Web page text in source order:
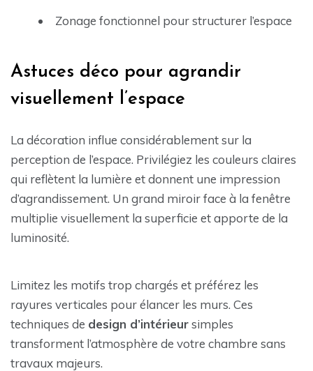
Zonage fonctionnel pour structurer l’espace
Astuces déco pour agrandir
visuellement l’espace
La décoration influe considérablement sur la
perception de l’espace. Privilégiez les couleurs claires
qui reflètent la lumière et donnent une impression
d’agrandissement. Un grand miroir face à la fenêtre
multiplie visuellement la superficie et apporte de la
luminosité.
Limitez les motifs trop chargés et préférez les
rayures verticales pour élancer les murs. Ces
techniques de design d’intérieursimples
transforment l’atmosphère de votre chambre sans
travaux majeurs.